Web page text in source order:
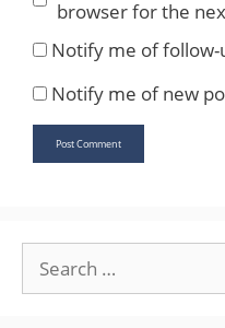
browser for the
Notify me of
Notify me of new
for: